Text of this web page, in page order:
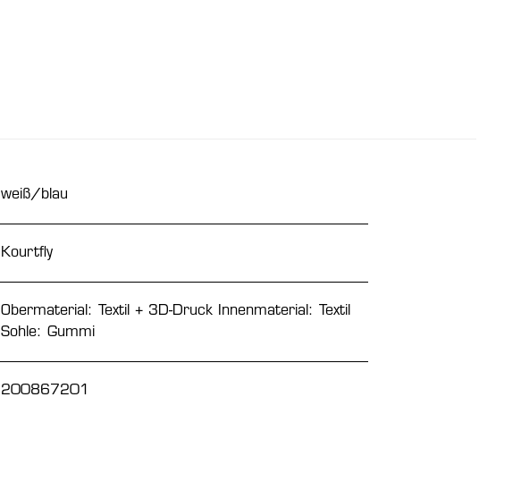
weiß/blau
Kourtfly
Obermaterial: Textil + 3D-Druck Innenmaterial: Textil
Sohle: Gummi
200867201